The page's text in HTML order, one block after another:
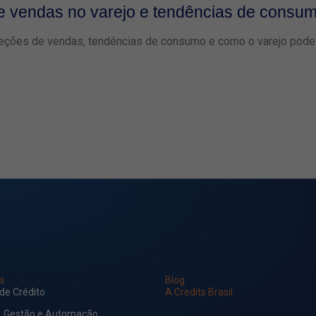
vendas no varejo e tendências de
de vendas, tendências de consumo e como o varejo
Crédito
Blog
A Credits Brasil